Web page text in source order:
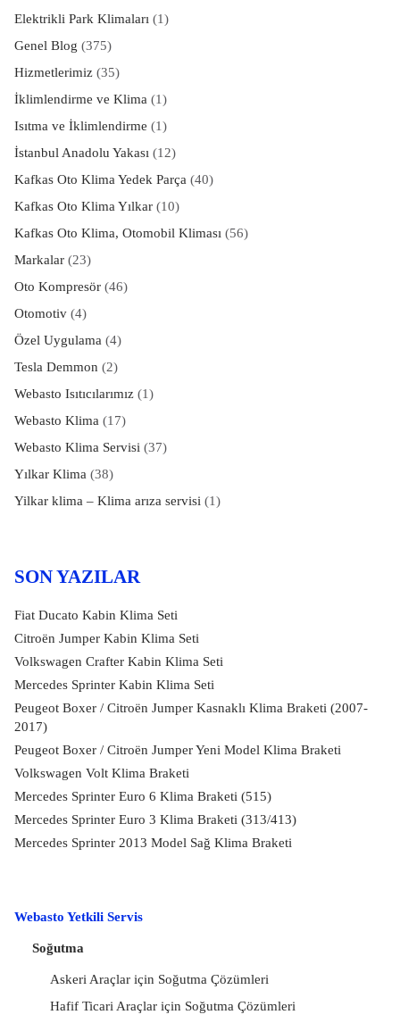
Elektrikli Park Klimaları (1)
Genel Blog (375)
Hizmetlerimiz(35)
İklimlendirme ve Klima (1)
Isıtma ve İklimlendirme (1)
İstanbul Anadolu Yakası (12)
Kafkas Oto Klima Yedek Parça (40)
Kafkas Oto Klima Yılkar(10)
Kafkas Oto Klima, Otomobil Kliması (56)
Markalar(23)
Oto Kompresör(46)
Otomotiv(4)
Özel Uygulama (4)
Tesla Demmon (2)
Webasto Isıtıcılarımız(1)
Webasto Klima (17)
Webasto Klima Servisi (37)
Yılkar Klima (38)
Yilkar klima – Klima arıza servisi (1)
SON YAZILAR
Fiat Ducato Kabin Klima Seti
Citroën Jumper Kabin Klima Seti
Volkswagen Crafter Kabin Klima Seti
Mercedes Sprinter Kabin Klima Seti
Peugeot Boxer / Citroën Jumper Kasnaklı Klima Braketi (2007-
2017)
Peugeot Boxer / Citroën Jumper Yeni Model Klima Braketi
Volkswagen Volt Klima Braketi
Mercedes Sprinter Euro 6 Klima Braketi (515)
Mercedes Sprinter Euro 3 Klima Braketi (313/413)
Mercedes Sprinter 2013 Model Sağ Klima Braketi
Webasto Yetkili Servis
Soğutma
Askeri Araçlar için Soğutma Çözümleri
Hafif Ticari Araçlar için Soğutma Çözümleri